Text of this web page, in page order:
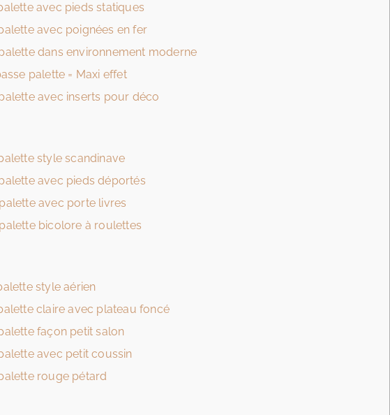
avec pieds statiques
avec poignées en fer
dans environnement moderne
palette = Maxi effet
avec inserts pour déco
style scandinave
avec pieds déportés
avec porte livres
bicolore à roulettes
style aérien
claire avec plateau foncé
façon petit salon
avec petit coussin
rouge pétard